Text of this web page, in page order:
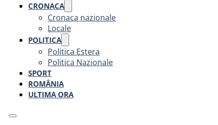
CRONACA
Cronaca nazionale
Locale
POLITICA
Politica Estera
Politica Nazionale
SPORT
ROMÂNIA
ULTIMA ORA